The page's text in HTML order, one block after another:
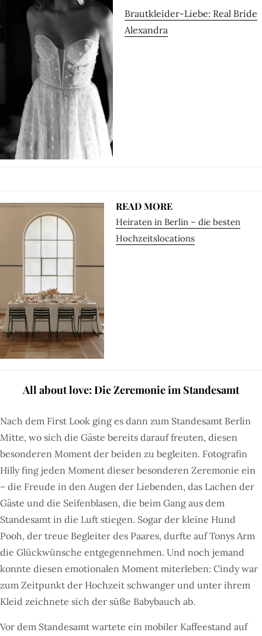
Brautkleider-Liebe: Real Bride
Alexandra
READ MORE
Heiraten in Berlin – die besten
Hochzeitslocations
All about love: Die Zeremonie im Standesamt
Nach dem First Look ging es dann zum Standesamt Berlin
Mitte, wo sich die Gäste bereits darauf freuten, diesen
besonderen Moment der beiden zu begleiten. Fotografin
Hilly fing jeden Moment dieser besonderen Zeremonie ein
– die Freude in den Augen der Liebenden, das Lachen der
Gäste und die Seifenblasen, die beim Gang aus dem
Standesamt in die Luft stiegen. Sogar der kleine Hund
Pooh, der treue Begleiter des Paares, durfte auf Tonys Arm
die Glückwünsche entgegennehmen. Und noch jemand
konnte diesen emotionalen Moment miterleben: Cindy war
zum Zeitpunkt der Hochzeit schwanger und unter ihrem
Kleid zeichnete sich der süße Babybauch ab.
Vor dem Standesamt wartete ein mobiler Kaffeestand auf